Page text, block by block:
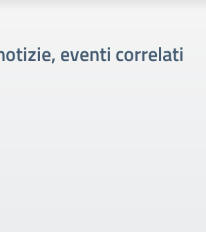
eventi correlati